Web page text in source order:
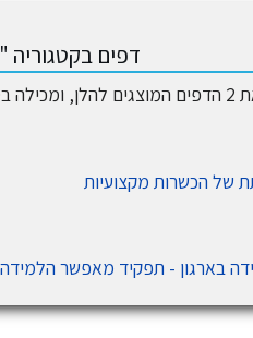
דפים בקטגוריה
של הכשרות מקצועיות
בארגון - תפקיד מאפשר הלמידה